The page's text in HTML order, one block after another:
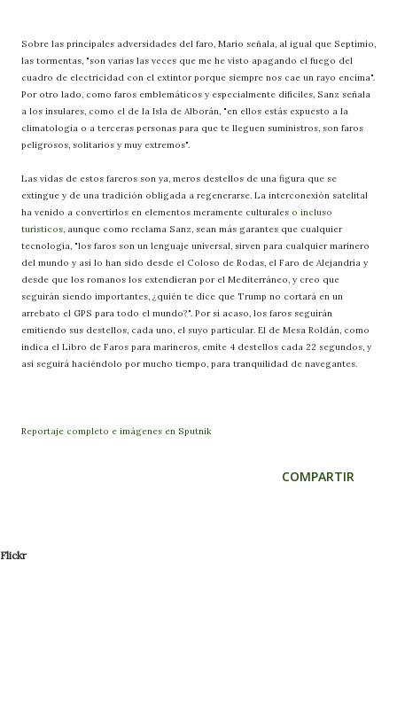
Sobre las principales adversidades del faro, Mario señala, al igual que Septimio,
las tormentas, "son varias las veces que me he visto apagando el fuego del
cuadro de electricidad con el extintor porque siempre nos cae un rayo encima".
Por otro lado, como faros emblemáticos y especialmente difíciles, Sanz señala
a los insulares, como el de la Isla de Alborán, "en ellos estás expuesto a la
climatología o a terceras personas para que te lleguen suministros, son faros
peligrosos, solitarios y muy extremos".
Las vidas de estos fareros son ya, meros destellos de una figura que se
extingue y de una tradición obligada a regenerarse. La interconexión satelital
ha venido a convertirlos en elementos meramente culturales o incluso
turísticos , aunque como reclama Sanz, sean más garantes que cualquier
tecnología, "los faros son un lenguaje universal, sirven para cualquier marinero
del mundo y así lo han sido desde el Coloso de Rodas, el Faro de Alejandría y
desde que los romanos los extendieran por el Mediterráneo, y creo que
seguirán siendo importantes, ¿quién te dice que Trump no cortará en un
arrebato el GPS para todo el mundo?". Por si acaso, los faros seguirán
emitiendo sus destellos, cada uno, el suyo particular. El de Mesa Roldán, como
indica el Libro de Faros para marineros, emite 4 destellos cada 22 segundos, y
así seguirá haciéndolo por mucho tiempo, para tranquilidad de navegantes.
Reportaje completo e imágenes en Sputnik
COMPARTIR
Flickr